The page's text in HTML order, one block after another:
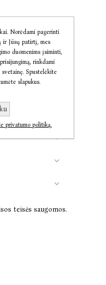
teisės saugomos.
Norėdami pagerinti
ir Jūsų patirtį, mes
duomenims įsiminti,
rinkdami
Spustelėkite
slapukus.
privatumo politiką.